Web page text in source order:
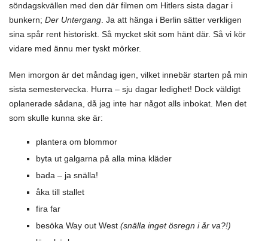
söndagskvällen med den där filmen om Hitlers sista dagar i
bunkern; Der Untergang. Ja att hänga i Berlin sätter verkligen
sina spår rent historiskt. Så mycket skit som hänt där. Så vi kör
vidare med ännu mer tyskt mörker.
Men imorgon är det måndag igen, vilket innebär starten på min
sista semestervecka. Hurra – sju dagar ledighet! Dock väldigt
oplanerade sådana, då jag inte har något alls inbokat. Men det
som skulle kunna ske är:
plantera om blommor
byta ut galgarna på alla mina kläder
bada – ja snälla!
åka till stallet
fira far
besöka Way out West (snälla inget ösregn i år va?!)